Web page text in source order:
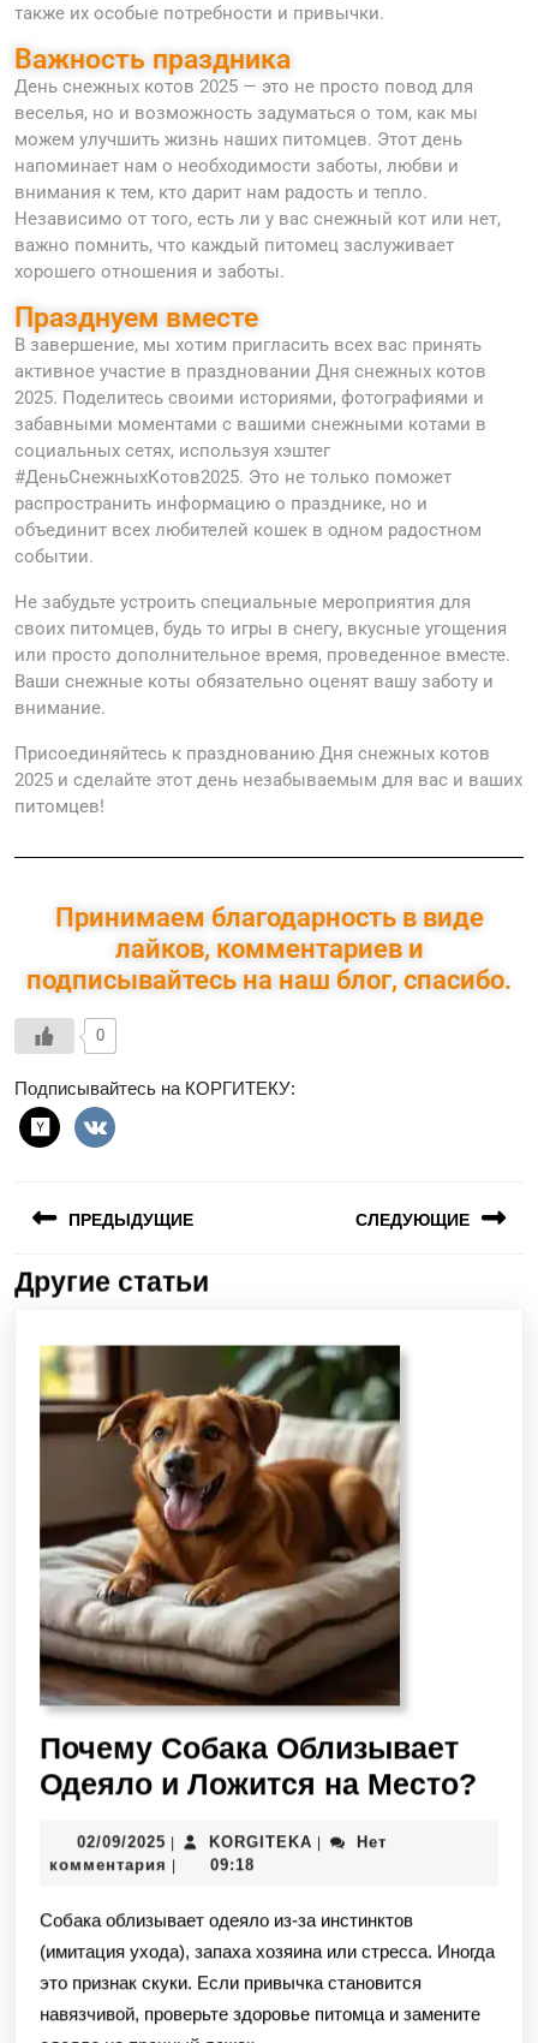
также их особые потребности и привычки.
Важность праздника
День снежных котов 2025 — это не просто повод для
веселья, но и возможность задуматься о том, как мы
можем улучшить жизнь наших питомцев. Этот день
напоминает нам о необходимости заботы, любви и
внимания к тем, кто дарит нам радость и тепло.
Независимо от того, есть ли у вас снежный кот или нет,
важно помнить, что каждый питомец заслуживает
хорошего отношения и заботы.
Празднуем вместе
В завершение, мы хотим пригласить всех вас принять
активное участие в праздновании Дня снежных котов
2025. Поделитесь своими историями, фотографиями и
забавными моментами с вашими снежными котами в
социальных сетях, используя хэштег
#ДеньСнежныхКотов2025. Это не только поможет
распространить информацию о празднике, но и
объединит всех любителей кошек в одном радостном
событии.
Не забудьте устроить специальные мероприятия для
своих питомцев, будь то игры в снегу, вкусные угощения
или просто дополнительное время, проведенное вместе.
Ваши снежные коты обязательно оценят вашу заботу и
внимание.
Присоединяйтесь к празднованию Дня снежных котов
2025 и сделайте этот день незабываемым для вас и ваших
питомцев!
Принимаем благодарность в виде
лайков, комментариев и
подписывайтесь на наш блог, спасибо.
0
Подписывайтесь на КОРГИТЕКУ:
ПРЕДЫДУЩИЕ СЛЕДУЮЩИЕ
Другие статьи
Почему Собака Облизывает
Одеяло и Ложится на Место?
02/09/2025 | KORGITEKA |
Нет
комментария | 09:18
Собака облизывает одеяло из-за инстинктов
(имитация ухода), запаха хозяина или стресса. Иногда
это признак скуки. Если привычка становится
навязчивой, проверьте здоровье питомца и замените